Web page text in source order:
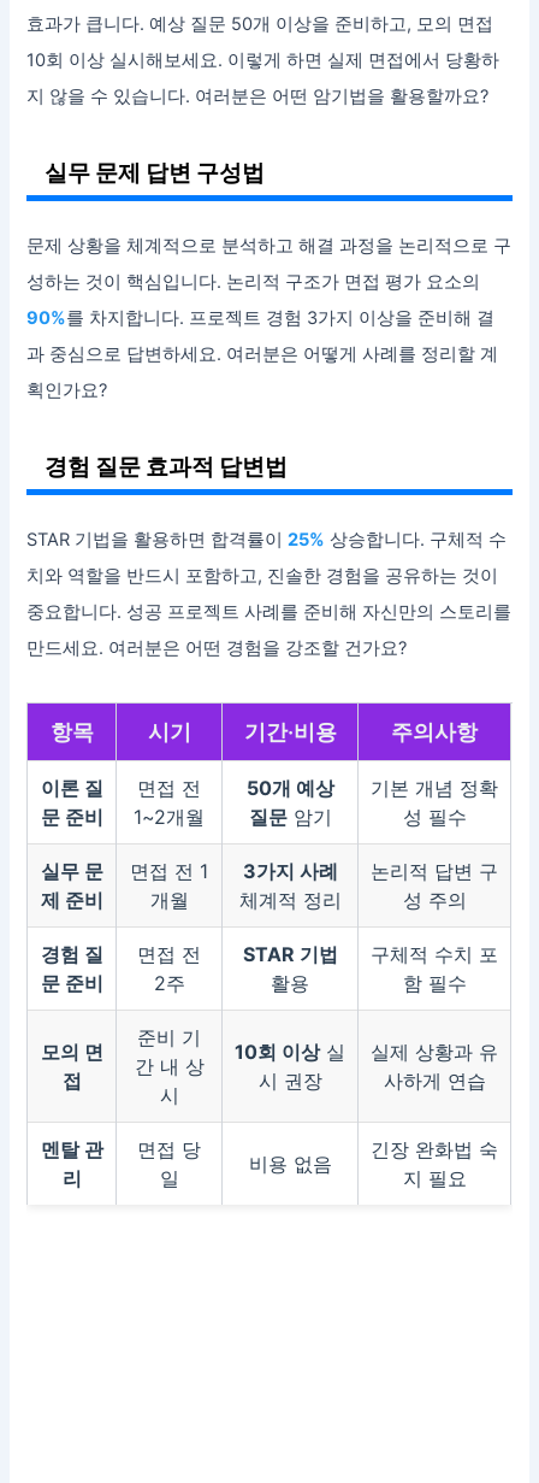
효과가 큽니다. 예상 질문 50개 이상을 준비하고, 모의 면접
10회 이상 실시해보세요. 이렇게 하면 실제 면접에서 당황하
지 않을 수 있습니다. 여러분은 어떤 암기법을 활용할까요?
실무 문제 답변 구성법
문제 상황을 체계적으로 분석하고 해결 과정을 논리적으로 구
성하는 것이 핵심입니다. 논리적 구조가 면접 평가 요소의
90%를 차지합니다. 프로젝트 경험 3가지 이상을 준비해 결
과 중심으로 답변하세요. 여러분은 어떻게 사례를 정리할 계
획인가요?
경험 질문 효과적 답변법
STAR 기법을 활용하면 합격률이25% 상승합니다. 구체적 수
치와 역할을 반드시 포함하고, 진솔한 경험을 공유하는 것이
중요합니다. 성공 프로젝트 사례를 준비해 자신만의 스토리를
만드세요. 여러분은 어떤 경험을 강조할 건가요?
항목 시기 기간·비용 주의사항
이론 질
문 준비
면접 전
1~2개월
50개 예상
질문암기
기본 개념 정확
성 필수
실무 문
제 준비
면접 전 1
개월
3가지 사례
체계적 정리
논리적 답변 구
성 주의
경험 질
문 준비
면접 전
2주
STAR 기법
활용
구체적 수치 포
함 필수
모의 면
접
준비 기
간 내 상
시
10회 이상실
시 권장
실제 상황과 유
사하게 연습
멘탈 관
리
면접 당
일
비용 없음
긴장 완화법 숙
지 필요